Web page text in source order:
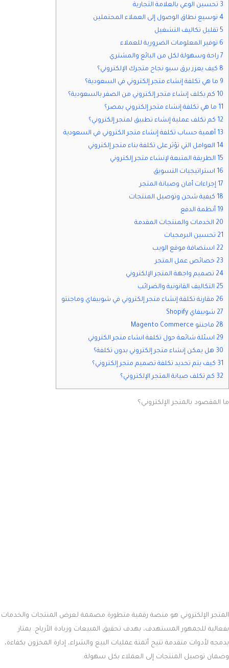
3 تحسين الوعي بالعلامة التجارية
4 توسيع نطاق الوصول إلى العملاء المحتملين
5 تقليل تكاليف التشغيل
6 توفير المعلومات الضرورية للعملاء
7 راحة وسهولة لكل من البائع والمشتري
8 كيف يعزز برق سيو نجاح متجرك الإلكتروني؟
9 ما هي تكلفة إنشاء متجر إلكتروني في السعودية؟
10 كم يكلف إنشاء متجر إلكتروني من الصفر بالسعودية؟
11 ما هي تكلفة إنشاء متجر إلكتروني بمصر؟
12 كم تكلف عملية إنشاء تطبيق لمتجر إلكتروني؟
13 أهمية حساب تكلفة إنشاء متجر الكتروني في السعودية
14 العوامل التي تؤثر على تكلفة بناء متجر إلكتروني
15 الطريقة المتبعة لإنشاء متجر إلكتروني
16 استراتيجيات التسويق
17 إجراءات أمان وصيانة المتجر
18 كيفية شحن وتوصيل المنتجات
19 أنظمة الدفع
20 الخدمات والمنتجات المقدمة
21 تحسين البرمجيات
22 استضافة موقع الويب
23 خصائص عمل المتجر
24 تصميم واجهة المتجر الإلكتروني
25 التكاليف القانونية والضرائب
26 مقارنة تكلفة إنشاء متجر إلكتروني في شوبيفاي وماجنتو
27 شوبيفاي Shopify
28 ماجنتو Magento Commerce
29 اسئلة شائعة حول تكلفة انشاء متجر الكتروني
30 هل يمكن إنشاء متجر إلكتروني بدون تكلفة؟
31 كيف يتم تحديد تكلفة تصميم متجر إلكتروني؟
32 كم تكلف صيانة المتجر الإلكتروني؟
ما المقصود بالمتجر الإلكتروني؟
وبالمقارنة مع المتاجر التقليدية، توفر المتاجر الإلكترونية مزايا غير محدودة؛ فهي
تضع العلامة التجارية أمام العملاء على مدار الساعة، وتفتح آفاقًا جديدة